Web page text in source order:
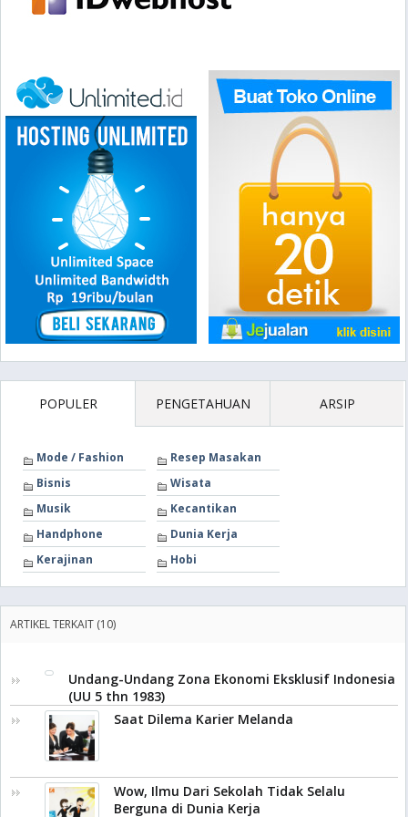
POPULER PENGETAHUAN ARSIP
Mode / Fashion
Resep Masakan
Bisnis
Wisata
Musik
Kecantikan
Handphone
Dunia Kerja
Kerajinan
Hobi
ARTIKEL TERKAIT (10)
Undang-Undang Zona Ekonomi Eksklusif Indonesia
(UU 5 thn 1983)
Saat Dilema Karier Melanda
Wow, Ilmu Dari Sekolah Tidak Selalu
Berguna di Dunia Kerja